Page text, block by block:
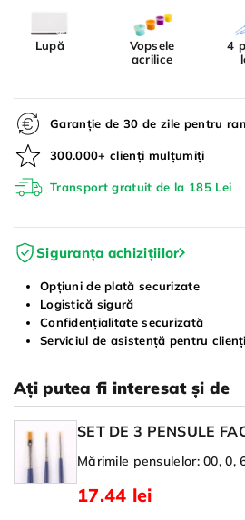
Lupă
Vopsele
acrilice
4
Garanție de 30 de zile pentru
300.000+ clienți mulțumiți
Transport gratuit de la 185 Lei
Siguranța achizițiilor
Opțiuni de plată securizate
Logistică sigură
Confidențialitate securizată
Serviciul de asistență pentru clienți
Ați putea fi interesat și de
SET DE 3 PENSULE
Mărimile pensulelor: 00, 0,
17.44 lei